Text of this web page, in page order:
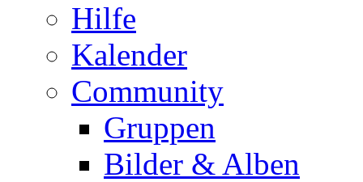
Hilfe
Kalender
Community
Gruppen
Bilder & Alben